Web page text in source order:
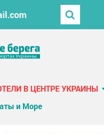
В ЦЕНТРЕ УКРАИНЫ
и Море